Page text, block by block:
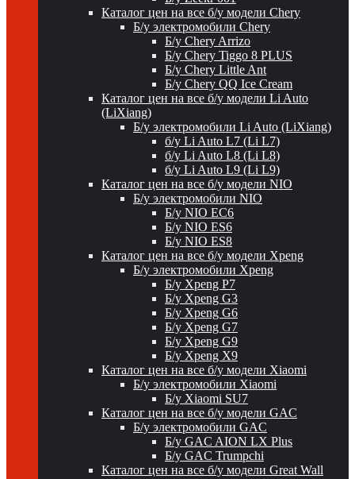
Каталог цен на все б/у модели Chery
Б/у электромобили Chery
Б/у Chery Arrizo
Б/у Chery Tiggo 8 PLUS
Б/у Chery Little Ant
Б/у Chery QQ Ice Cream
Каталог цен на все б/у модели Li Auto
(LiXiang)
Б/у электромобили Li Auto (LiXiang)
б/у Li Auto L7 (Li L7)
б/у Li Auto L8 (Li L8)
б/у Li Auto L9 (Li L9)
Каталог цен на все б/у модели NIO
Б/у электромобили NIO
Б/у NIO EC6
Б/у NIO ES6
Б/у NIO ES8
Каталог цен на все б/у модели Xpeng
Б/у электромобили Xpeng
Б/у Xpeng P7
Б/у Xpeng G3
Б/у Xpeng G6
Б/у Xpeng G7
Б/у Xpeng G9
Б/у Xpeng X9
Каталог цен на все б/у модели Xiaomi
Б/у электромобили Xiaomi
Б/у Xiaomi SU7
Каталог цен на все б/у модели GAC
Б/у электромобили GAC
Б/у GAC AION LX Plus
Б/у GAC Trumpchi
Каталог цен на все б/у модели Great Wall